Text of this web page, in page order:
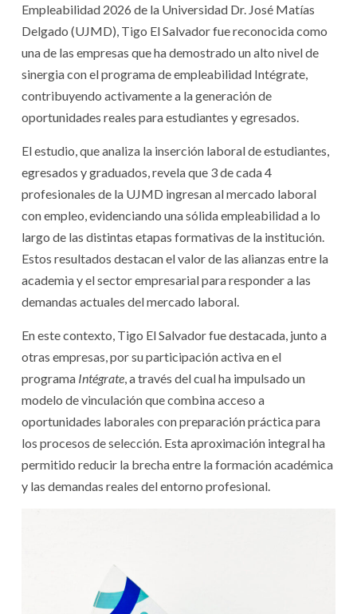
Empleabilidad 2026 de la Universidad Dr. José Matías
Delgado (UJMD), Tigo El Salvador fue reconocida como
una de las empresas que ha demostrado un alto nivel de
sinergia con el programa de empleabilidad Intégrate,
contribuyendo activamente a la generación de
oportunidades reales para estudiantes y egresados.
El estudio, que analiza la inserción laboral de estudiantes,
egresados y graduados, revela que 3 de cada 4
profesionales de la UJMD ingresan al mercado laboral
con empleo, evidenciando una sólida empleabilidad a lo
largo de las distintas etapas formativas de la institución.
Estos resultados destacan el valor de las alianzas entre la
academia y el sector empresarial para responder a las
demandas actuales del mercado laboral.
En este contexto, Tigo El Salvador fue destacada, junto a
otras empresas, por su participación activa en el
programa Intégrate , a través del cual ha impulsado un
modelo de vinculación que combina acceso a
oportunidades laborales con preparación práctica para
los procesos de selección. Esta aproximación integral ha
permitido reducir la brecha entre la formación académica
y las demandas reales del entorno profesional.